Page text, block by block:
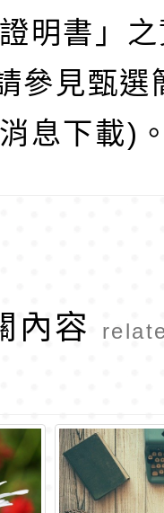
明書」
參見甄選
息下載)
內容